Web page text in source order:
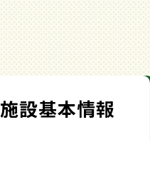
施設基本情報